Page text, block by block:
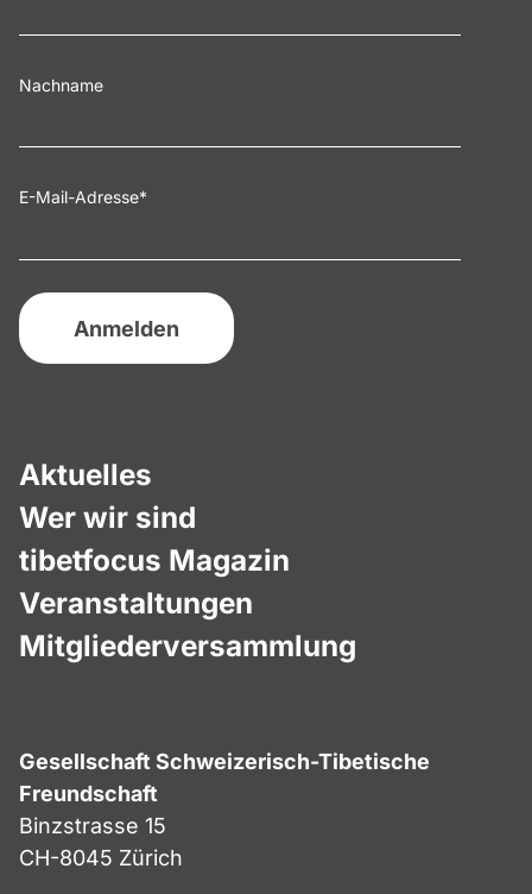
Aktuelles
Wer wir sind
tibetfocus Magazin
Veranstaltungen
Mitgliederversammlung
Gesellschaft Schweizerisch-Tibetische
Freundschaft
Binzstrasse 15
CH-8045 Zürich
Nachname
E-Mail-Adresse*